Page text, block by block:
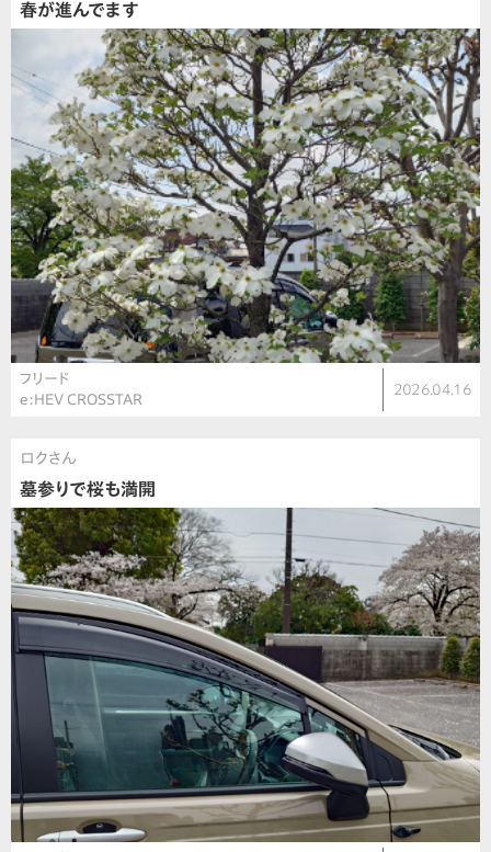
春が進んでます
フリード
e:HEV CROSSTAR
2026.04.16
ロクさん
墓参りで桜も満開